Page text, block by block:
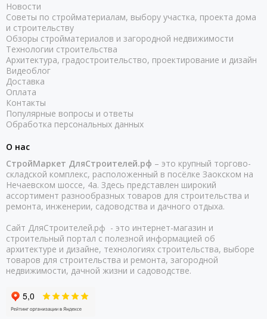
Новости
Советы по стройматериалам, выбору участка, проекта дома
и строительству
Обзоры стройматериалов и загородной недвижимости
Технологии строительства
Архитектура, градостроительство, проектирование и дизайн
Видеоблог
Доставка
Оплата
Контакты
Популярные вопросы и ответы
Обработка персональных данных
О нас
СтройМаркет ДляСтроителей.рф – это крупный торгово-
складской комплекс, расположенный в посёлке Заокском на
Нечаевском шоссе, 4а. Здесь представлен широкий
ассортимент разнообразных товаров для строительства и
ремонта, инженерии, садоводства и дачного отдыха.
Сайт ДляСтроителей.рф - это интернет-магазин и
строительный портал с полезной информацией об
архитектуре и дизайне, технологиях строительства, выборе
товаров для строительства и ремонта, загородной
недвижимости, дачной жизни и садоводстве.